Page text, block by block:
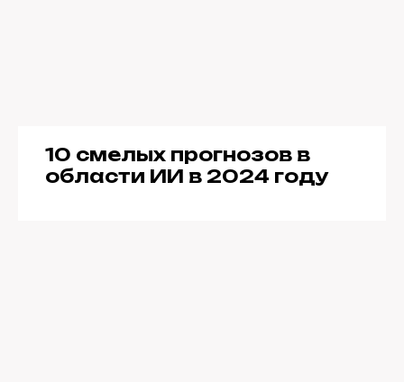
10 смелых прогнозов в
области ИИ в 2024 году